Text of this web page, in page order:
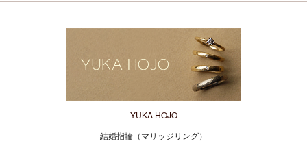
YUKA HOJO
結婚指輪（マリッジリング）